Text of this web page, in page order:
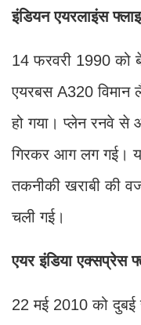
इंडियन एयरलाइंस
14 फरवरी 1990 को
एयरबस A320 विमान
हो गया। प्लेन रनवे
गिरकर आग लग गई।
तकनीकी खराबी की
चली गई।
एयर इंडिया एक्सप्रेस
22 मई 2010 को दुबई